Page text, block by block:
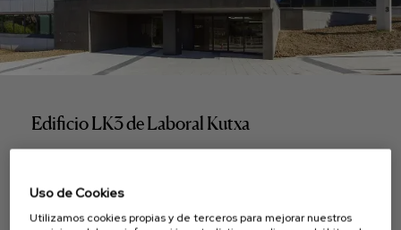
Edificio LK3 de Laboral Kutxa
Uso de Cookies
Utilizamos cookies propias y de terceros para mejorar nuestros